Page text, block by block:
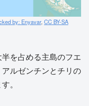
by: Enyavar, CC BY-SA
を占める主島のフエ
ルゼンチンとチリの
。